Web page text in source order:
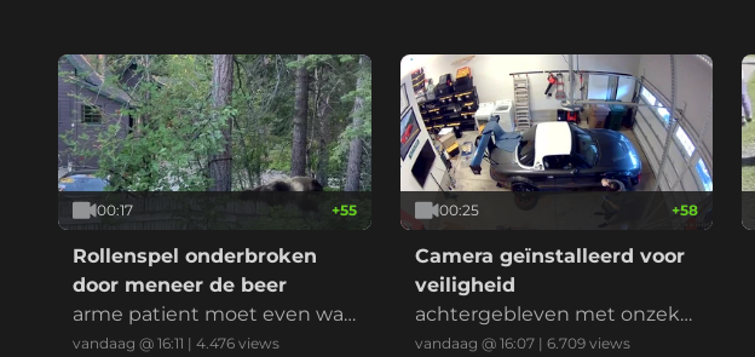
00:17 +55
Rollenspel onderbroken
door meneer de beer
arme patient moet even wac
hten op z'n behandeling
vandaag @ 16:11 | 4.476 views
00:25 +58
Camera geïnstalleerd voor
veiligheid
achtergebleven met onzeke
rheid
vandaag @ 16:07| 6.709views